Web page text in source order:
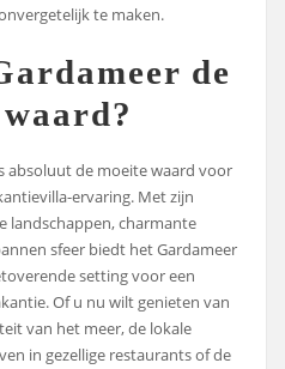
te maken.
de
absoluut de moeite waard voor
ervaring. Met zijn
landschappen, charmante
sfeer biedt het Gardameer
setting voor een
Of u nu wilt genieten van
van het meer, de lokale
in gezellige restaurants of de